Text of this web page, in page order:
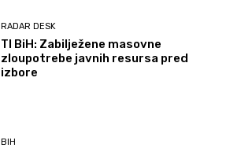
RADAR DESK
TI BiH: Zabilježene masovne
zloupotrebe javnih resursa pred
izbore
BIH